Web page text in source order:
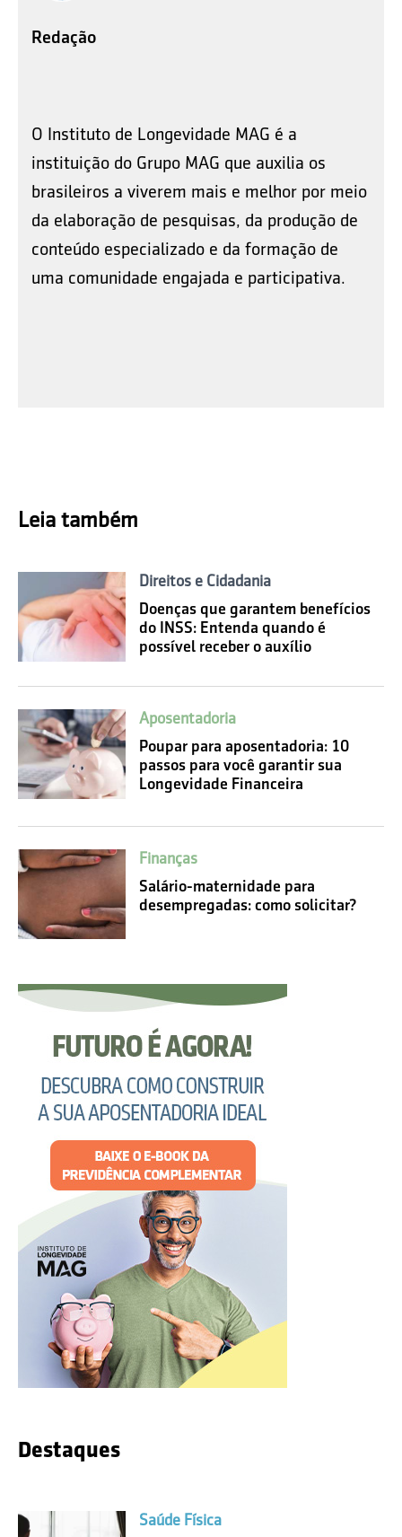
Redação
O Instituto de Longevidade MAG é a
instituição do Grupo MAG que auxilia os
brasileiros a viverem mais e melhor por meio
da elaboração de pesquisas, da produção de
conteúdo especializado e da formação de
uma comunidade engajada e participativa.
Leia também
Direitos e Cidadania
Doenças que garantem benefícios
do INSS: Entenda quando é
possível receber o auxílio
Aposentadoria
Poupar para aposentadoria: 10
passos para você garantir sua
Longevidade Financeira
Finanças
Salário-maternidade para
desempregadas: como solicitar?
Destaques
Saúde Física